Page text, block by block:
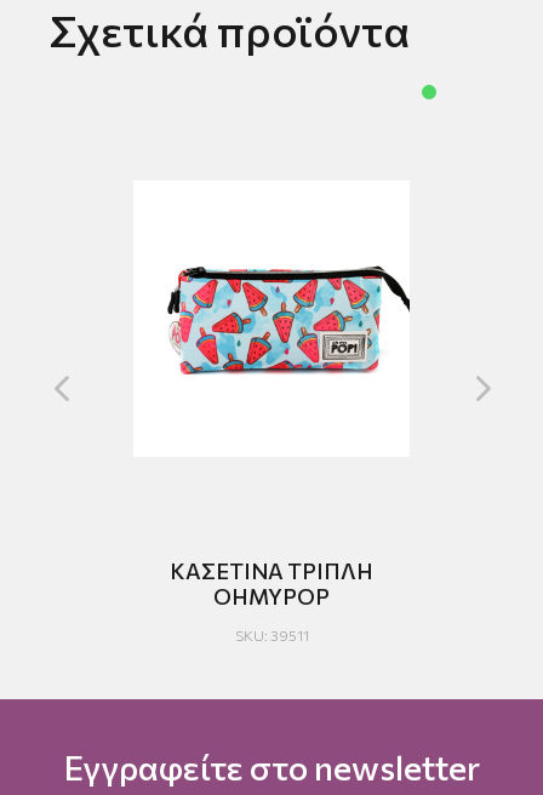
Σχετικά προϊόντα
ΚΑΣΕΤΙΝΑ ΤΡΙΠΛΗ
OHMYPOP
SKU: 39511
Εγγραφείτε στο newsletter